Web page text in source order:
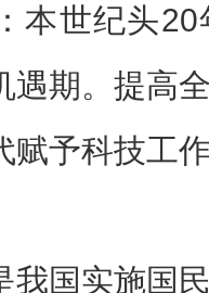
本世纪头
遇期。提高
赋予科技工
我国实施国